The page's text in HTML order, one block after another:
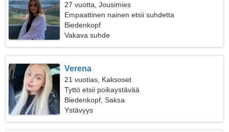
27 vuotta, Jousimies
Empaattinen nainen etsii suhdetta
Biedenkopf
Vakava suhde
Verena
21 vuotias, Kaksoset
Tyttö etsii poikaystävää
Biedenkopf, Saksa
Ystävyys